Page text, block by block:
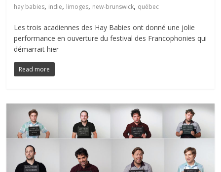
hay babies, indie, limoges, new-brunswick, québec
Les trois acadiennes des Hay Babies ont donné une jolie
performance en ouverture du festival des Francophonies qui
démarrait hier
Read more